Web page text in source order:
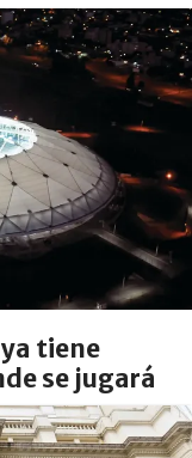
tiene
se jugará